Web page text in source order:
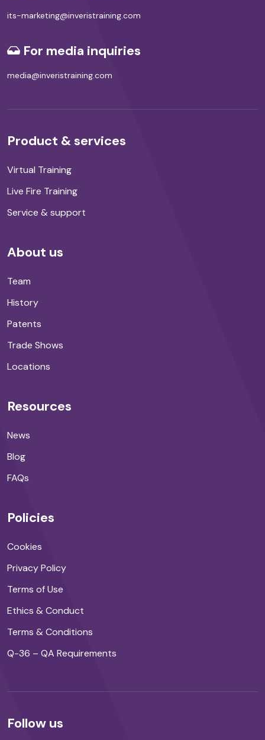
its-marketing@inveristraining.com
For media inquiries
media@inveristraining.com
Product & services
Virtual Training
Live Fire Training
Service & support
About us
Team
History
Patents
Trade Shows
Locations
Resources
News
Blog
FAQs
Policies
Cookies
Privacy Policy
Terms of Use
Ethics & Conduct
Terms & Conditions
Q-36 – QA Requirements
Follow us